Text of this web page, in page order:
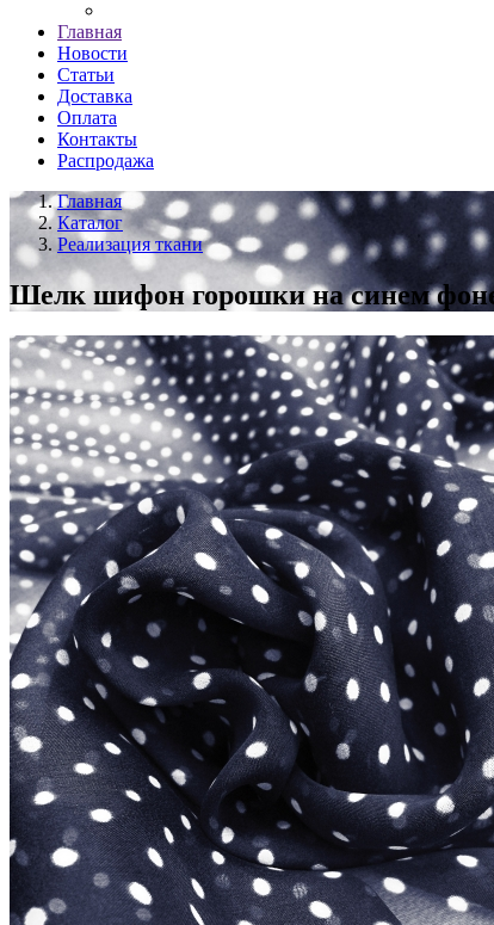
Главная
Новости
Статьи
Доставка
Оплата
Контакты
Распродажа
Главная
Каталог
Реализация ткани
Шелк шифон горошки на синем